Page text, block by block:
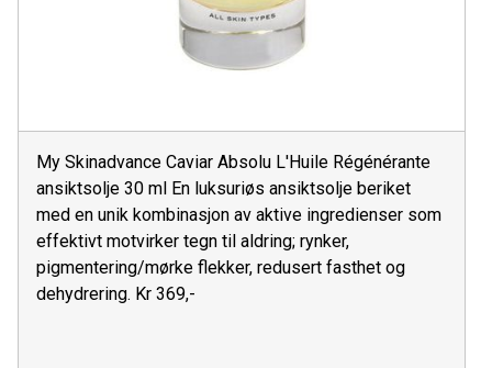
My Skinadvance Caviar Absolu L'Huile Régénérante
ansiktsolje 30 ml En luksuriøs ansiktsolje beriket
med en unik kombinasjon av aktive ingredienser som
effektivt motvirker tegn til aldring; rynker,
pigmentering/mørke flekker, redusert fasthet og
dehydrering. Kr 369,-